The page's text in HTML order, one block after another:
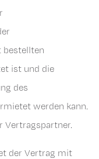
bestellten
ist und die
des
werden kann.
Vertragspartner.
der Vertrag mit